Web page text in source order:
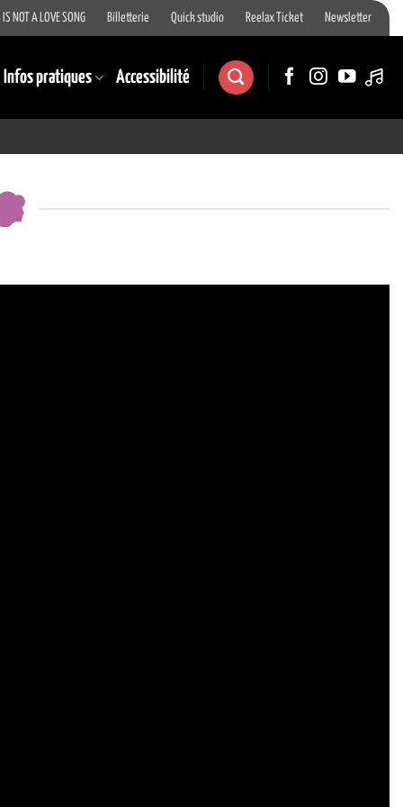
IS NOT A LOVE SONG Billetterie Quick studio Reelax Ticket Newsletter
Infos pratiques Accessibilité